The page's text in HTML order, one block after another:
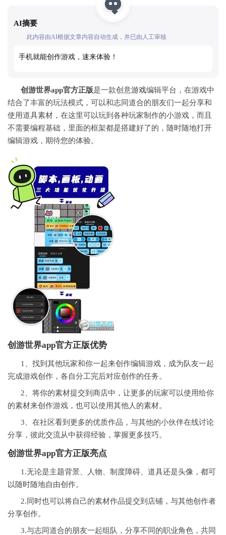
AI摘要
此内容由AI根据文章内容自动生成，并已由人工审核
手机就能创作游戏，速来体验！
创游世界app官方正版是一款创意游戏编辑平台，在游戏中
结合了丰富的玩法模式，可以和志同道合的朋友们一起分享和
使用道具素材，在这里可以玩到各种玩家制作的小游戏，而且
不需要编程基础，里面的框架都是搭建好了的，随时随地打开
编辑游戏，期待您的体验。
创游世界app官方正版优势
1、找到其他玩家和你一起来创作编辑游戏，成为队友一起
完成游戏创作，各自分工完后对应创作的任务。
2、将你的素材提交到商店中，让更多的玩家可以使用给你
的素材来创作游戏，也可以使用其他人的素材。
3、在社区看到更多的优质作品，与其他的小伙伴在线讨论
分享，彼此交流从中获得经验，掌握更多技巧。
创游世界app官方正版亮点
1.无论是主题背景、人物、制度障碍、道具还是头像，都可
以随时随地自由创作。
2.同时也可以将自己的素材作品提交到店铺，与其他创作者
分享创作。
3.与志同道合的朋友一起组队，分享不同的职业角色，共同